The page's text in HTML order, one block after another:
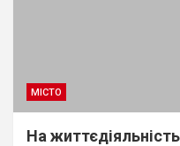
МІСТО
На